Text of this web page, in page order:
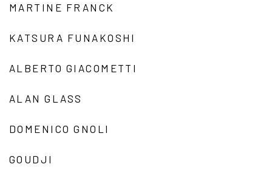
MARTINE FRANCK
KATSURA FUNAKOSHI
ALBERTO GIACOMETTI
ALAN GLASS
DOMENICO GNOLI
GOUDJI